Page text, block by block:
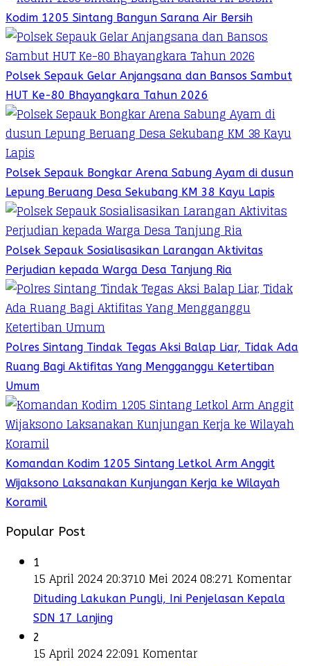
Kodim 1205 Sintang Bangun Sarana Air Bersih
Polsek Sepauk Gelar Anjangsana dan Bansos Sambut
HUT Ke-80 Bhayangkara Tahun 2026
Polsek Sepauk Bongkar Arena Sabung Ayam di dusun
Lepung Beruang Desa Sekubang KM 38 Kayu Lapis
Polsek Sepauk Sosialisasikan Larangan Aktivitas
Perjudian kepada Warga Desa Tanjung Ria
Polres Sintang Tindak Tegas Aksi Balap Liar, Tidak Ada
Ruang Bagi Aktifitas Yang Mengganggu Ketertiban
Umum
Komandan Kodim 1205 Sintang Letkol Arm Anggit
Wijaksono Laksanakan Kunjungan Kerja ke Wilayah
Koramil
Popular Post
1
15 April 2024 20:3710 Mei 2024 08:271 Komentar
Dituding Lakukan Pungli, Ini Penjelasan Kepala
SDN 17 Lanjing
2
15 April 2024 22:091 Komentar